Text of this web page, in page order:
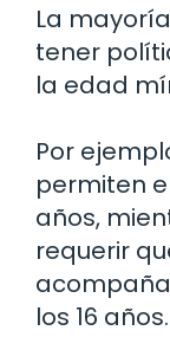
La
tener
la edad
Por
permiten
años,
requerir
los 16 años.